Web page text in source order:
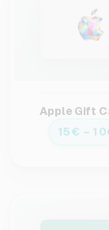
Apple Gift
15€ –